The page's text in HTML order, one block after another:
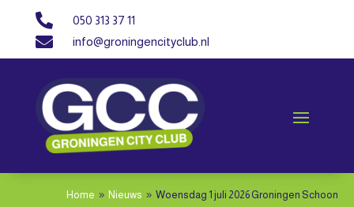
 050 313 37 11
 info@groningencityclub.nl
Home 9 Nieuws 9 Woensdag 1 juli 2026 Groningen Schoon